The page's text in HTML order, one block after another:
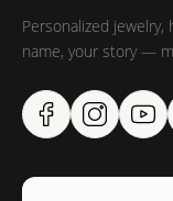
Personalized
name, your story —